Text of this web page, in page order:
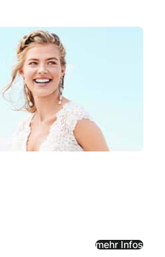
mehr Infos